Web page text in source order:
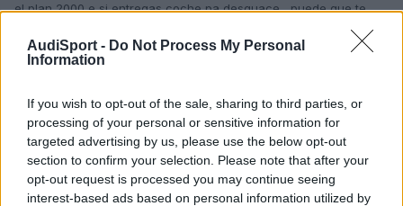
AudiSport - Do Not Process My Personal
Information
If you wish to opt-out of the sale, sharing to third parties, or
processing of your personal or sensitive information for
targeted advertising by us, please use the below opt-out
section to confirm your selection. Please note that after your
opt-out request is processed you may continue seeing
interest-based ads based on personal information utilized by
el plan 2000 e si entregas coche pa desguace....puede que te
interese.Y otra cosa va subir el iva, de pagar el 16% al 19% que
nos van a clavar.....
Editado12 de Diciembre del 2009
Responder
David40